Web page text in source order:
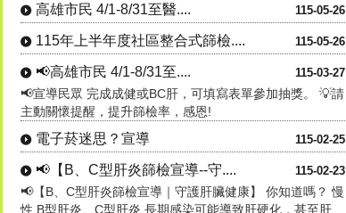
115-05-26
高雄市民 4/1-8/31至醫....
115-05-26
115年上半年度社區整合式篩檢....
115-03-27
📢高雄市民 4/1-8/31至....
📢宣導民眾 完成成健或BC肝，可填寫表單參加抽獎。 💡請
主動關懷提醒，提升篩檢率，感恩!
115-02-25
電子菸迷思？宣導
115-02-23
📢【B、C型肝炎篩檢宣導--守....
📢【B、C型肝炎篩檢宣導｜守護肝臟健康】 你知道嗎？ 慢
性 B型肝炎、C型肝炎 長期感染可能導致肝硬化，甚至肝